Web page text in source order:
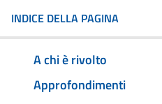
INDICE DELLA PAGINA
A chi è rivolto
Approfondimenti